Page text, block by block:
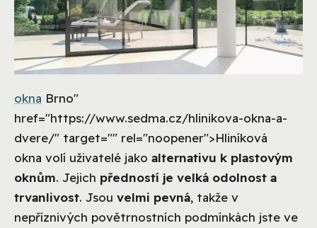
okna Brno"
href="https://www.sedma.cz/hlinikova-okna-a-
dvere/" target="" rel="noopener">Hliníková
okna volí uživatelé jako alternativu k plastovým
oknům. Jejich předností je velká odolnost a
trvanlivost. Jsou velmi pevná, takže v
nepříznivých povětrnostních podmínkách jste ve